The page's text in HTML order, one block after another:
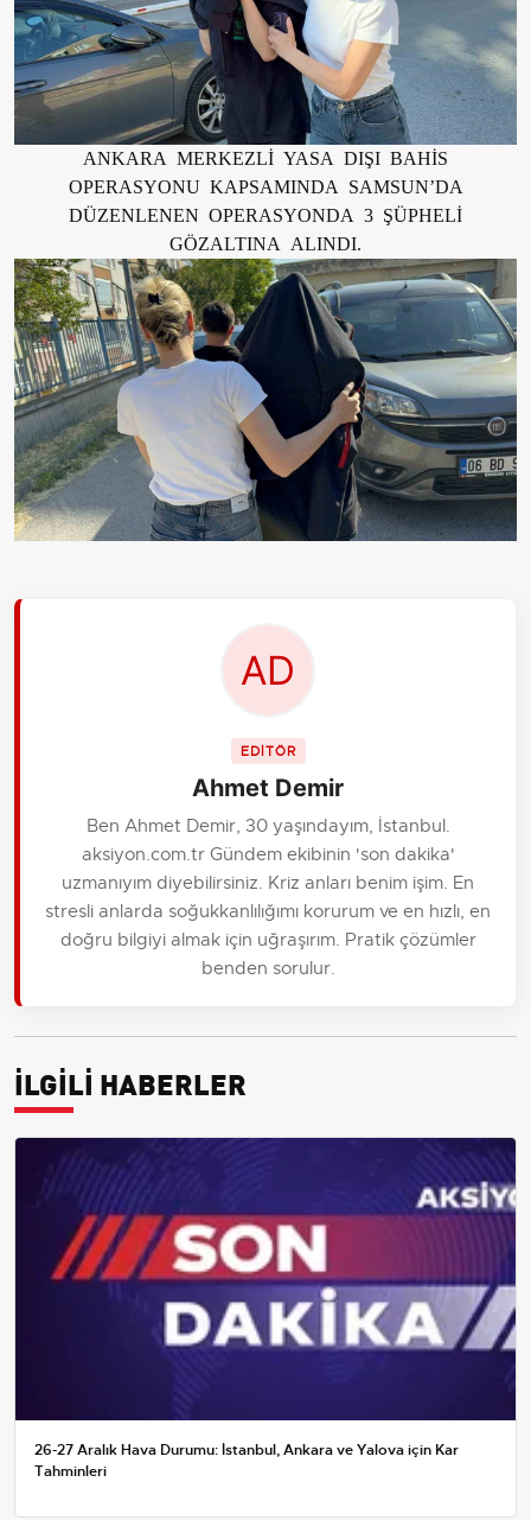
ANKARA MERKEZLİ YASA DIŞI BAHİS
OPERASYONU KAPSAMINDA SAMSUN’DA
DÜZENLENEN OPERASYONDA 3 ŞÜPHELİ
GÖZALTINA ALINDI.
EDİTÖR
Ahmet Demir
Ben Ahmet Demir, 30 yaşındayım, İstanbul.
aksiyon.com.tr Gündem ekibinin 'son dakika'
uzmanıyım diyebilirsiniz. Kriz anları benim işim. En
stresli anlarda soğukkanlılığımı korurum ve en hızlı, en
doğru bilgiyi almak için uğraşırım. Pratik çözümler
benden sorulur.
İLGİLİ HABERLER
26-27 Aralık Hava Durumu: İstanbul, Ankara ve Yalova için Kar
Tahminleri